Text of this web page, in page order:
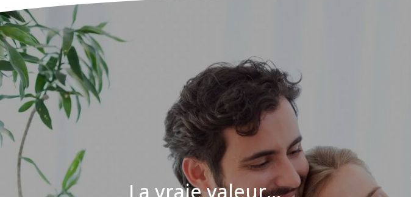
La vraie valeur...